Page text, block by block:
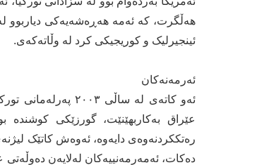
هەڵگرت، کە ئەمە هەڕەشەیەکی دیاربوو
ئینجیرلیک و کوریجیکی کرد لە وڵاتەکەی.
ئەرمەنەکان
ئەو کاتەی لە
رەتککردنەوەی دایەوە، ئەوەش کاتێک
دەکات، ئەمەرمەنییەکان لەلایەن دەوڵەتی